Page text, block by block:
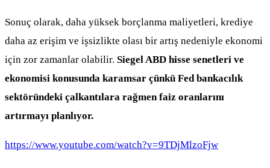
Sonuç olarak, daha yüksek borçlanma maliyetleri, krediye
daha az erişim ve işsizlikte olası bir artış nedeniyle ekonomi
için zor zamanlar olabilir. Siegel ABD hisse senetleri ve
ekonomisi konusunda karamsar çünkü Fed bankacılık
sektöründeki çalkantılara rağmen faiz oranlarını
artırmayı planlıyor.
https://www.youtube.com/watch?v=9TDjMlzoFjw